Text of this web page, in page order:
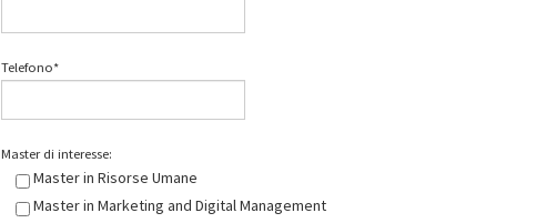
Telefono*
Master di interesse:
Master in Risorse Umane
Master in Marketing and Digital Management